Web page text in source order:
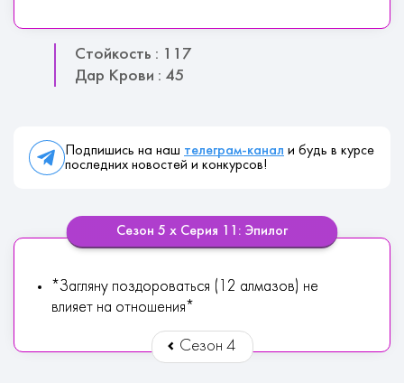
Стойкость : 117
Дар Крови : 45
Подпишись на наш телеграм-канал и будь в курсе
последних новостей и конкурсов!
Сезон 5 х Серия 11: Эпилог
*Загляну поздороваться (12 алмазов) не
влияет на отношения*
Сезон 4